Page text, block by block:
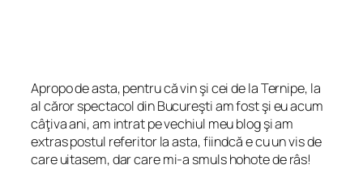
Apropo de asta, pentru că vin şi cei de la Ternipe, la
al căror spectacol din Bucureşti am fost şi eu acum
câţiva ani, am intrat pe vechiul meu blog şi am
extras postul referitor la asta, fiindcă e cu un vis de
care uitasem, dar care mi-a smuls hohote de râs!